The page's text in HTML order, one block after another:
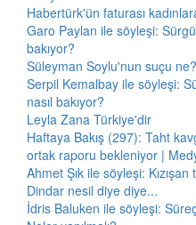
Habertürk'ün faturası
Garo Paylan ile söyleşi:
bakıyor?
Süleyman Soylu'nun suçu ne?
Serpil Kemalbay ile söyleşi:
nasıl bakıyor?
Leyla Zana Türkiye'dir
Haftaya Bakış (297): Taht
ortak raporu bekleniyor |
Ahmet Şık ile söyleşi:
Dindar nesil diye diye...
İdris Baluken ile söyleşi: